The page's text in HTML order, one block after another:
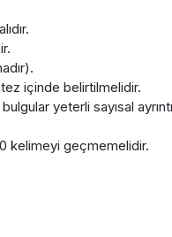
içinde belirtilmelidir.
yeterli sayısal
kelimeyi geçmemelidir.